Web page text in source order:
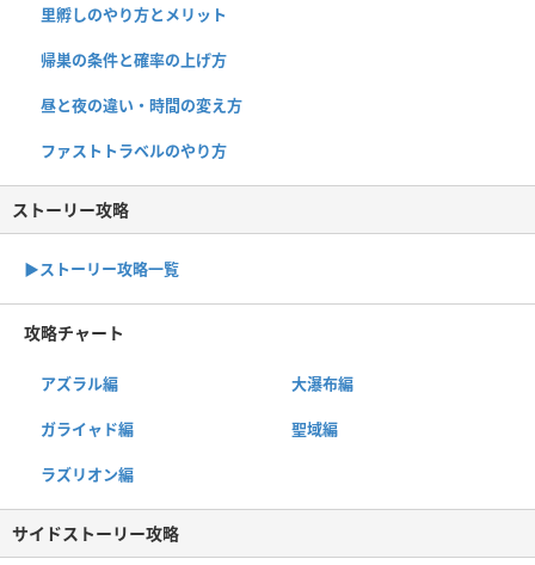
里孵しのやり方とメリット
帰巣の条件と確率の上げ方
昼と夜の違い・時間の変え方
ファストトラベルのやり方
ストーリー攻略
▶︎ストーリー攻略一覧
攻略チャート
アズラル編 大瀑布編
ガライャド編 聖域編
ラズリオン編
サイドストーリー攻略